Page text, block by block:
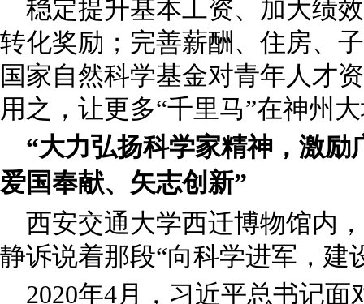
稳定提升基本工资、加大绩
转化奖励；完善薪酬、住房、
国家自然科学基金对青年人
用之，让更多“千里马”在神州
“大力弘扬科学家精神，激
爱国奉献、矢志创新”
西安交通大学西迁博物馆内
静诉说着那段“向科学进军，建
2020年4月，习近平总书记